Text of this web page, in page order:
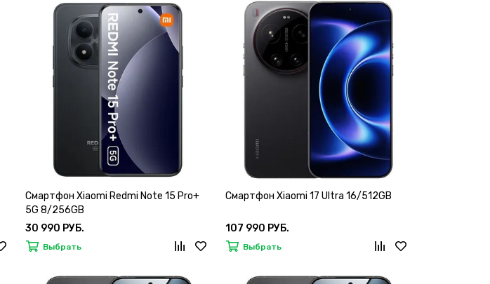
Смартфон Xiaomi Redmi Note 15 Pro+
5G 8/256GB
30 990 РУБ.
Выбрать
Смартфон Xiaomi 17 Ultra 16/512GB
107 990 РУБ.
Выбрать